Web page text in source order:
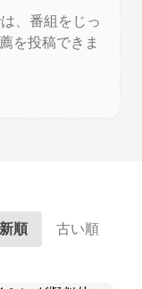
、番組をじっ
を投稿できま
順 古い順